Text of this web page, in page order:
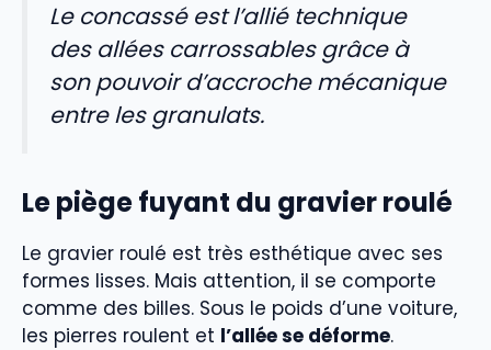
Le concassé est l’allié technique
des allées carrossables grâce à
son pouvoir d’accroche mécanique
entre les granulats.
Le piège fuyant du gravier roulé
Le gravier roulé est très esthétique avec ses
formes lisses. Mais attention, il se comporte
comme des billes. Sous le poids d’une voiture,
les pierres roulent et l’allée se déforme.